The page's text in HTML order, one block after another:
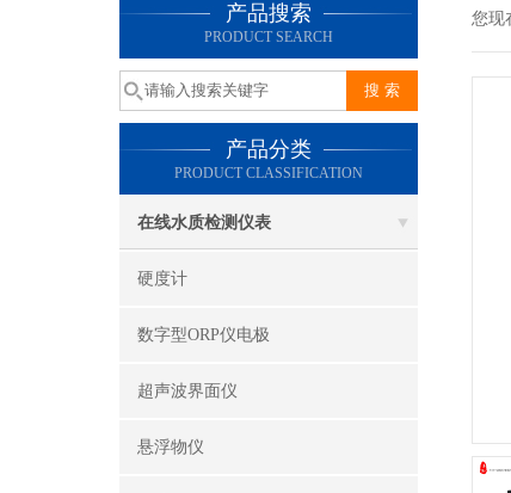
产品搜索
PRODUCT SEARCH
产品分类
PRODUCT CLASSIFICATION
在线水质检测仪表
硬度计
数字型ORP仪电极
超声波界面仪
悬浮物仪
您现